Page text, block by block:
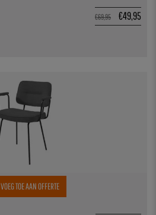
€69,95 €49,95
VOEG TOE AAN OFFERTE